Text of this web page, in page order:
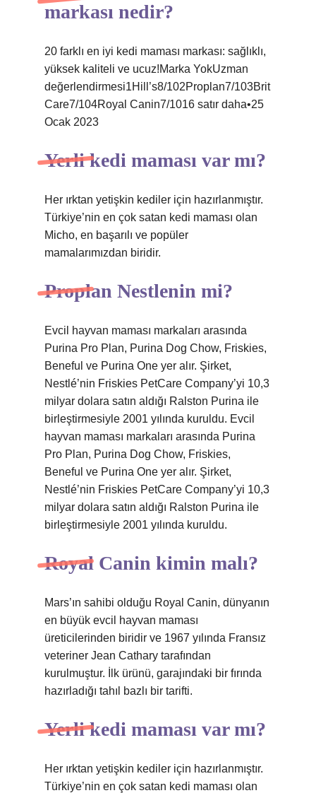
markası nedir?
20 farklı en iyi kedi maması markası: sağlıklı,
yüksek kaliteli ve ucuz!Marka YokUzman
değerlendirmesi1Hill’s8/102Proplan7/103Brit
Care7/104Royal Canin7/1016 satır daha•25
Ocak 2023
Yerli kedi maması var mı?
Her ırktan yetişkin kediler için hazırlanmıştır.
Türkiye’nin en çok satan kedi maması olan
Micho, en başarılı ve popüler
mamalarımızdan biridir.
Proplan Nestlenin mi?
Evcil hayvan maması markaları arasında
Purina Pro Plan, Purina Dog Chow, Friskies,
Beneful ve Purina One yer alır. Şirket,
Nestlé’nin Friskies PetCare Company’yi 10,3
milyar dolara satın aldığı Ralston Purina ile
birleştirmesiyle 2001 yılında kuruldu. Evcil
hayvan maması markaları arasında Purina
Pro Plan, Purina Dog Chow, Friskies,
Beneful ve Purina One yer alır. Şirket,
Nestlé’nin Friskies PetCare Company’yi 10,3
milyar dolara satın aldığı Ralston Purina ile
birleştirmesiyle 2001 yılında kuruldu.
Royal Canin kimin malı?
Mars’ın sahibi olduğu Royal Canin, dünyanın
en büyük evcil hayvan maması
üreticilerinden biridir ve 1967 yılında Fransız
veteriner Jean Cathary tarafından
kurulmuştur. İlk ürünü, garajındaki bir fırında
hazırladığı tahıl bazlı bir tarifti.
Yerli kedi maması var mı?
Her ırktan yetişkin kediler için hazırlanmıştır.
Türkiye’nin en çok satan kedi maması olan